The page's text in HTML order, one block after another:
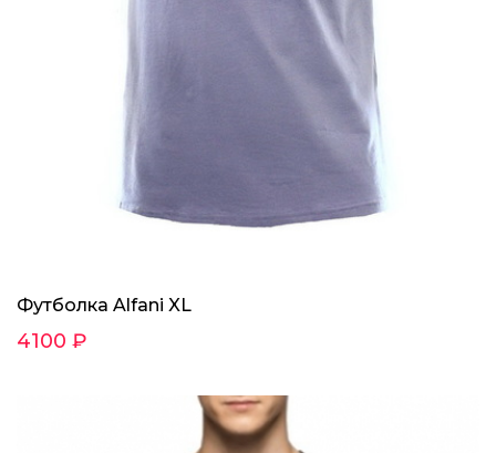
Футболка Alfani XL
4100 ₽